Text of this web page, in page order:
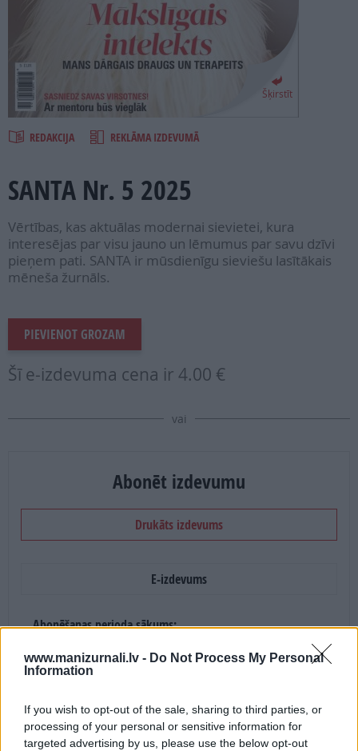
www.manizurnali.lv - Do Not Process My Personal
Information
If you wish to opt-out of the sale, sharing to third parties, or
processing of your personal or sensitive information for
targeted advertising by us, please use the below opt-out
Šķirstīt
REDAKCIJA REKLĀMA IZDEVUMĀ
SANTA Nr. 5 2025
Vērtības, kas aktuālas modernai sievietei, kura
interesējas par visu jauno un lēmumus par savu dzīvi
pieņem pati. SANTA ir mūsdienīgu sieviešu lasītākais
mēneša žurnāls.
PIEVIENOT GROZAM
Šī e-izdevuma cena ir 4.00 €
vai
Abonēt izdevumu
Drukāts izdevums
E-izdevums
Abonēšanas perioda sākums:
2026. gada septembris
4 mēneši /20.00 Eur